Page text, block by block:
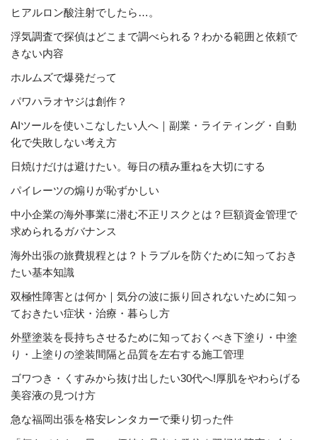
ヒアルロン酸注射でしたら…。
浮気調査で探偵はどこまで調べられる？わかる範囲と依頼で
きない内容
ホルムズで爆発だって
パワハラオヤジは創作？
AIツールを使いこなしたい人へ｜副業・ライティング・自動
化で失敗しない考え方
日焼けだけは避けたい。毎日の積み重ねを大切にする
パイレーツの煽りが恥ずかしい
中小企業の海外事業に潜む不正リスクとは？巨額資金管理で
求められるガバナンス
海外出張の旅費規程とは？トラブルを防ぐために知っておき
たい基本知識
双極性障害とは何か｜気分の波に振り回されないために知っ
ておきたい症状・治療・暮らし方
外壁塗装を長持ちさせるために知っておくべき下塗り・中塗
り・上塗りの塗装間隔と品質を左右する施工管理
ゴワつき・くすみから抜け出したい30代へ!厚肌をやわらげる
美容液の見つけ方
急な福岡出張を格安レンタカーで乗り切った件